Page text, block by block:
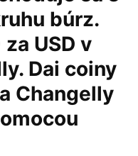
búrz.
USD v
Dai coiny
Changelly